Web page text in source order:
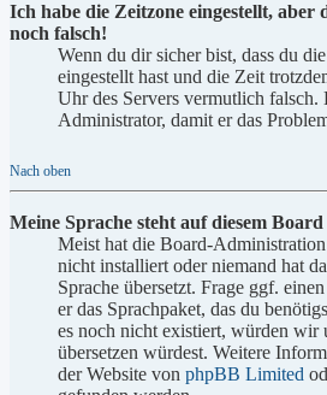
Ich habe die Zeitzone eingestellt,
noch falsch!
Wenn du dir sicher bist, dass du
eingestellt hast und die Zeit
Uhr des Servers vermutlich falsch.
Administrator, damit er das
Nach oben
Meine Sprache steht auf diesem
Meist hat die Board-
nicht installiert oder niemand hat
Sprache übersetzt. Frage ggf.
er das Sprachpaket, das du
es noch nicht existiert, würden wir
übersetzen würdest. Weitere
der Website von phpBB Limited